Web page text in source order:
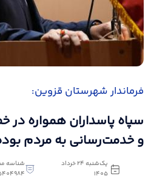
فرماندار شهرستان قزوین:
سپاه پاسداران همواره در
و خدمت‌رسانی به مردم
یک‌شنبه 24 خرداد
1405
شناسه